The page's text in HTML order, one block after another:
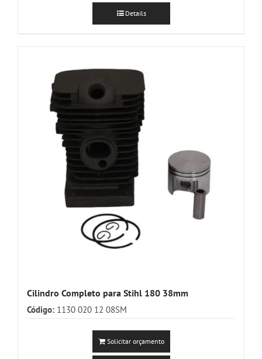
Details
Cilindro Completo para Stihl 180 38mm
Código: 1130 020 12 08SM
Solicitar orçamento